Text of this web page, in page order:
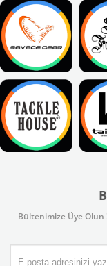
Bültenimize Üye Olun